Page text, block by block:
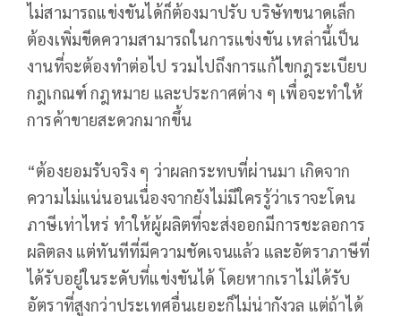
ไม่สามารถแข่งขันได้ก็ต้องมาปรับ บริษัทขนาดเล็ก
ต้องเพิ่มขีดความสามารถในการแข่งขัน เหล่านี้เป็น
งานที่จะต้องทำต่อไป รวมไปถึงการแก้ไขกฎระเบียบ
กฎเกณฑ์ กฎหมาย และประกาศต่าง ๆ เพื่อจะทำให้
การค้าขายสะดวกมากขึ้น
“ต้องยอมรับจริง ๆ ว่าผลกระทบที่ผ่านมา เกิดจาก
ความไม่แน่นอนเนื่องจากยังไม่มีใครรู้ว่าเราจะโดน
ภาษีเท่าไหร่ ทำให้ผู้ผลิตที่จะส่งออกมีการชะลอการ
ผลิตลง แต่ทันทีที่มีความชัดเจนแล้ว และอัตราภาษีที่
ได้รับอยู่ในระดับที่แข่งขันได้ โดยหากเราไม่ได้รับ
อัตราที่สูงกว่าประเทศอื่นเยอะก็ไม่น่ากังวล แต่ถ้าได้